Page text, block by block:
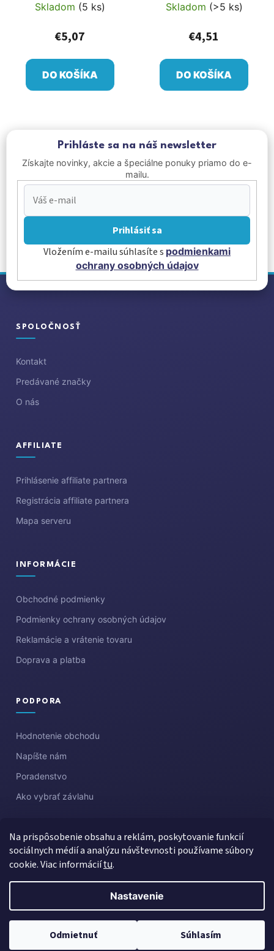
Na prispôsobenie obsahu a reklám, poskytovanie funkcií
sociálnych médií a analýzu návštevnosti používame súbory
cookie. Viac informáciítu.
Nastavenie
Odmietnuť Súhlasím
Skladom (5 ks)
€5,07
DO KOŠÍKA
Skladom (>5 ks)
€4,51
DO KOŠÍKA
Prihláste sa na náš newsletter
Získajte novinky, akcie a špeciálne ponuky priamo do e-
mailu.
Prihlásiť sa
Vložením e-mailu súhlasíte s podmienkami
ochrany osobných údajov
Z
SPOLOČNOSŤ
Kontakt
Predávané značky
O nás
AFFILIATE
Prihlásenie affiliate partnera
Registrácia affiliate partnera
Mapa serveru
INFORMÁCIE
Obchodné podmienky
Podmienky ochrany osobných údajov
Reklamácie a vrátenie tovaru
Doprava a platba
PODPORA
Hodnotenie obchodu
Napíšte nám
Poradenstvo
Ako vybrať závlahu
Created by Gaelta